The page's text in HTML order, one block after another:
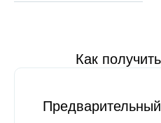
Как